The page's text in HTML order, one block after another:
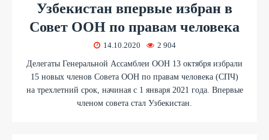
Узбекистан впервые избран в
Совет ООН по правам человека
14.10.2020 2 904
Делегаты Генеральной Ассамблеи ООН 13 октября избрали
15 новых членов Совета ООН по правам человека (СПЧ)
на трехлетний срок, начиная с 1 января 2021 года. Впервые
членом совета стал Узбекистан.